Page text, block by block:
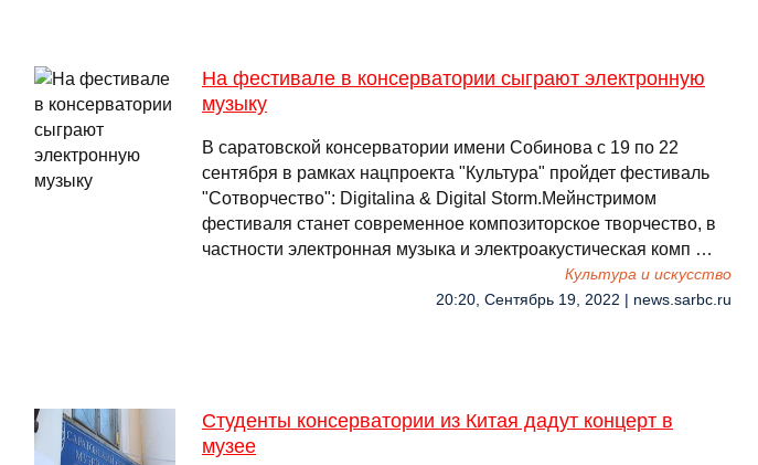
На фестивале в консерватории сыграют электронную
музыку
В саратовской консерватории имени Собинова с 19 по 22
сентября в рамках нацпроекта "Культура" пройдет фестиваль
"Сотворчество": Digitalina & Digital Storm.Мейнстримом
фестиваля станет современное композиторское творчество, в
частности электронная музыка и электроакустическая комп …
Культура и искусство
20:20, Сентябрь 19, 2022 | news.sarbc.ru
Студенты консерватории из Китая дадут концерт в
музее